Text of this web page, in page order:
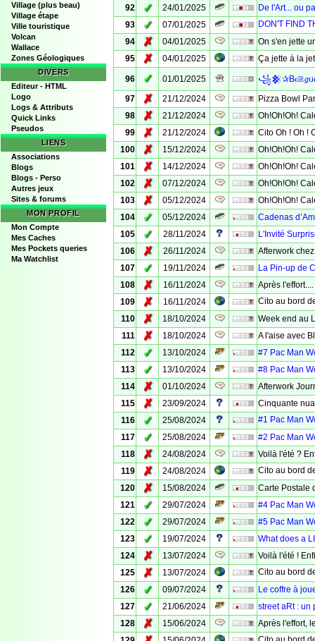
Village (plus beau)
Village étape
Ville touristique
Volcan
Wallace
Zones Géologiques
DIVERS
Editeur - HTML
Logo
Logs & Attributs
Quick Links
Pseudos
LIENS
Associations
Blogs
Blogs - Perso
Autres jeux
Sites & forums
MON PROFIL
Mon Compte
Mes Caches
Mes Pockets queries
Ma Watchlist
92
✓ 24/01/2025
De l'Art... ou
93
✓ 07/01/2025
DON'T FIND
94
✗ 04/01/2025
On s'en jette
95
✗ 04/01/2025 Ça jette à la
96 ✓ 01/01/2025
97
✗ 21/12/2024
Pizza Bowl
98
✗ 21/12/2024
Oh!Oh!Oh!
99
✗ 21/12/2024
Cito Oh ! Oh !
100
✗ 15/12/2024
Oh!Oh!Oh!
101
✗ 14/12/2024
Oh!Oh!Oh!
102
✗ 07/12/2024
Oh!Oh!Oh!
103
✗ 05/12/2024
Oh!Oh!Oh!
104
✓ 05/12/2024
Cadenas
105
✓ 28/11/2024
L'Invité
106
✗ 26/11/2024
Afterwork
107
✓ 19/11/2024
La Pin-up de
108
✗ 16/11/2024
Après
109
✗ 16/11/2024
Cito au bord
110
✗ 18/10/2024
Week end au
111
✗ 18/10/2024
A l'aise avec
112
✓ 13/10/2024
#7 Pac Man
113
✓ 13/10/2024
#8 Pac Man
114
✗ 01/10/2024
Afterwork
115
✗ 23/09/2024
Cinquante
116
✓ 25/08/2024
#1 Pac Man
117
✓ 25/08/2024
#2 Pac Man
118
✗ 24/08/2024
Voilà l'été ?
119
✗ 24/08/2024
Cito au bord
120
✗ 15/08/2024
Carte Postale
121
✓ 29/07/2024
#4 Pac Man
122
✓ 29/07/2024
#5 Pac Man
123
✓ 19/07/2024
What does a
124
✗ 13/07/2024
Voilà l'été !
125
✗ 13/07/2024
Cito au bord
126
✓ 09/07/2024
Le coffre à
127
✓ 21/06/2024
street aRt : un
128
✗ 15/06/2024
Après l'effort,